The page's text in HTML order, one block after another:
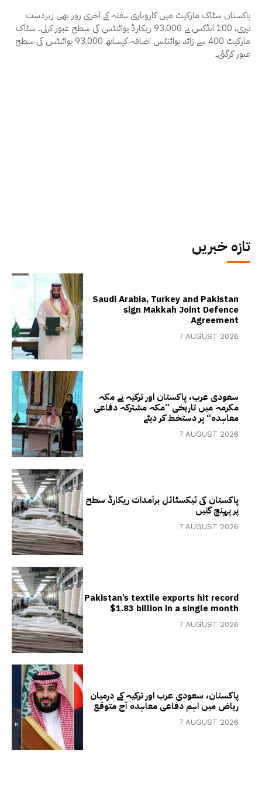
پاکستان سٹاک مارکیٹ میں کاروباری ہفتہ کے آخری روز بھی زبردست
تیزی، 100 انڈکس نے 93,000 ریکارڈ پوائنٹس کی سطح عبور کرلی۔ سٹاک
مارکیٹ 400 سے زائد پوائنٹس اضافہ کیساتھ 93,000 پوائنٹس کی سطح
عبور کرگئی۔
تازہ خبریں
Saudi Arabia, Turkey and Pakistan
sign Makkah Joint Defence
Agreement
7 AUGUST 2026
سعودی عرب، پاکستان اور ترکیہ نے مکہ
مکرمہ میں تاریخی ”مکہ مشترکہ دفاعی
معاہدہ“ پر دستخط کر دیئے
7 AUGUST 2026
پاکستان کی ٹیکسٹائل برآمدات ریکارڈ سطح
پر پہنچ گئیں
7 AUGUST 2026
Pakistan’s textile exports hit record
$1.83 billion in a single month
7 AUGUST 2026
پاکستان، سعودی عرب اور ترکیہ کے درمیان
ریاض میں اہم دفاعی معاہدہ آج متوقع
7 AUGUST 2026